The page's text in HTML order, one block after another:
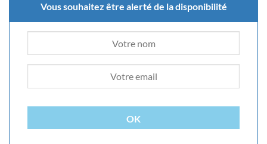
Vous souhaitez être alerté de la disponibilité
OK